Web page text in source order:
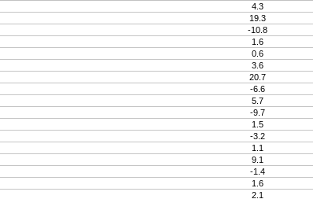
4.3
19.3
-10.8
1.6
0.6
3.6
20.7
-6.6
5.7
-9.7
1.5
-3.2
1.1
9.1
-1.4
1.6
2.1